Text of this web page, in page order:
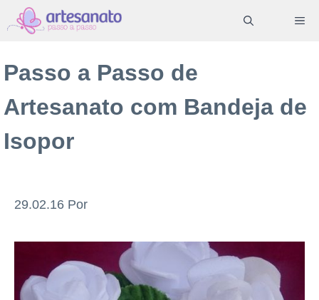
Pular
para
conteúdo
Passo a Passo de
Artesanato com Bandeja de
Isopor
29.02.16 Por